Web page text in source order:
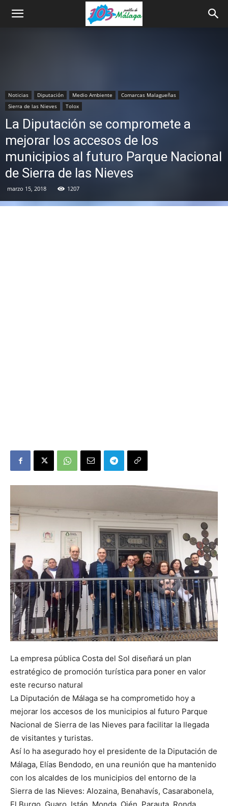
Noticias Diputación Medio Ambiente
Comarcas Malagueñas
Sierra de las Nieves
Tolox
La Diputación se compromete a
mejorar los accesos de los
municipios al futuro Parque Nacional
de Sierra de las Nieves
marzo 15, 2018 1207
La empresa pública Costa del Sol diseñará un plan
estratégico de promoción turística para poner en valor
este recurso natural
La Diputación de Málaga se ha comprometido hoy a
mejorar los accesos de los municipios al futuro Parque
Nacional de Sierra de las Nieves para facilitar la llegada
de visitantes y turistas.
Así lo ha asegurado hoy el presidente de la Diputación de
Málaga, Elías Bendodo, en una reunión que ha mantenido
con los alcaldes de los municipios del entorno de la
Sierra de las Nieves: Alozaina, Benahavís, Casarabonela,